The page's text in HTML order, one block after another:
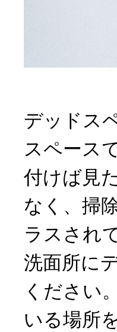
デッドス
スペース
付けば見
なく、掃
ラスされ
洗面所に
ください
いる場所